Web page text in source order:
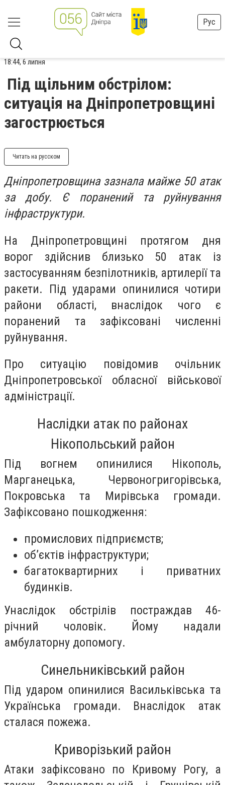
Рус
18:44, 6 липня
Під щільним обстрілом:
ситуація на Дніпропетровщині
загострюється
Читать на русском
Дніпропетровщина зазнала майже 50 атак
за добу. Є поранений та руйнування
інфраструктури.
На Дніпропетровщині протягом дня
ворог здійснив близько 50 атак із
застосуванням безпілотників, артилерії та
ракети. Під ударами опинилися чотири
райони області, внаслідок чого є
поранений та зафіксовані численні
руйнування.
Про ситуацію повідомив очільник
Дніпропетровської обласної військової
адміністрації.
Наслідки атак по районах
Нікопольський район
Під вогнем опинилися Нікополь,
Марганецька, Червоногригорівська,
Покровська та Мирівська громади.
Зафіксовано пошкодження:
промислових підприємств;
об’єктів інфраструктури;
багатоквартирних і приватних
будинків.
Унаслідок обстрілів постраждав 46-
річний чоловік. Йому надали
амбулаторну допомогу.
Синельниківський район
Під ударом опинилися Васильківська та
Українська громади. Внаслідок атак
сталася пожежа.
Криворізький район
Атаки зафіксовано по Кривому Рогу, а